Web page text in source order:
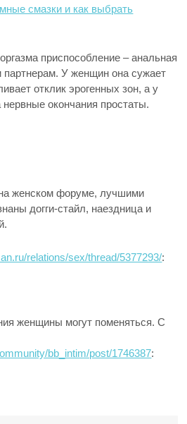
смазки и как выбрать
приспособление – анальная
партнерам. У женщин она сужает
отклик эрогенных зон, а у
окончания простаты.
женском форуме, лучшими
догги-стайл, наездница и
relations/sex/thread/5377293/:
женщины могут поменяться. С
bb_intim/post/1746387: